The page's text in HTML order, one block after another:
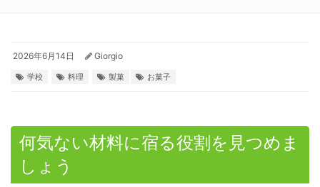
2026年6月14日 Giorgio
学校 料理 製菓 お菓子
何気ない材料に宿る役割を見つめま
しょう